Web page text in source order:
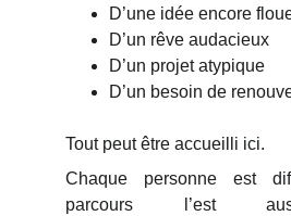
D’une idée encore
D’un rêve audacieux
D’un projet atypique
D’un besoin de
Tout peut être accueilli ici.
Chaque personne est
parcours l’est